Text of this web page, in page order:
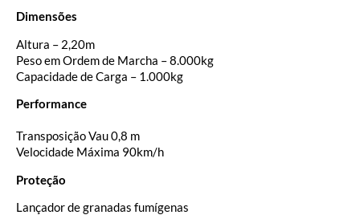
Dimensões
Altura – 2,20m
Peso em Ordem de Marcha – 8.000kg
Capacidade de Carga – 1.000kg
Performance
Transposição Vau 0,8 m
Velocidade Máxima 90km/h
Proteção
Lançador de granadas fumígenas